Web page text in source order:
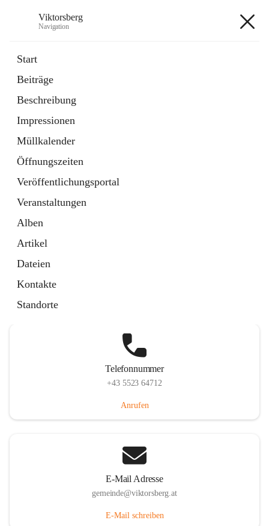
Viktorsberg
Navigation
Start
Beiträge
Beschreibung
Impressionen
Müllkalender
Öffnungszeiten
Veröffentlichungsportal
Veranstaltungen
Alben
Artikel
Dateien
Kontakte
Standorte
1 Schnellzugriff
Bürgerservice
10 Schnellzugriffe
Telefonnummer
+43 5523 64712
Anrufen
E-Mail Adresse
gemeinde@viktorsberg.at
E-Mail schreiben